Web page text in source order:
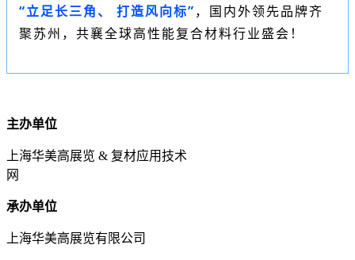
“立足长三角、 打造风向标”，国内外领先品牌齐
聚苏州，共襄全球高性能复合材料行业盛会！
主办单位
上海华美高展览 & 复材应用技术
网
承办单位
上海华美高展览有限公司